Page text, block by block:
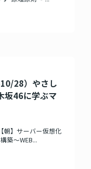
28）やさし
坂46に学ぶマ
朝】サーバー仮想化
築～WEB...